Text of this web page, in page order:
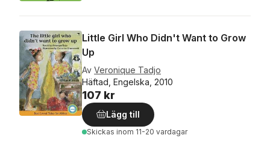
Little Girl Who Didn't Want to Grow
Up
Av Veronique Tadjo
Häftad, Engelska, 2010
107 kr
Lägg till
Skickas inom 11-20 vardagar